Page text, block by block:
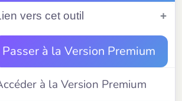
vers cet outil
Passer à la Version Premium
à la Version Premium